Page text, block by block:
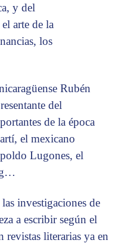
y del
arte de la
los
Rubén
del
de la época
el mexicano
Lugones, el
investigaciones de
a escribir según el
literarias ya en